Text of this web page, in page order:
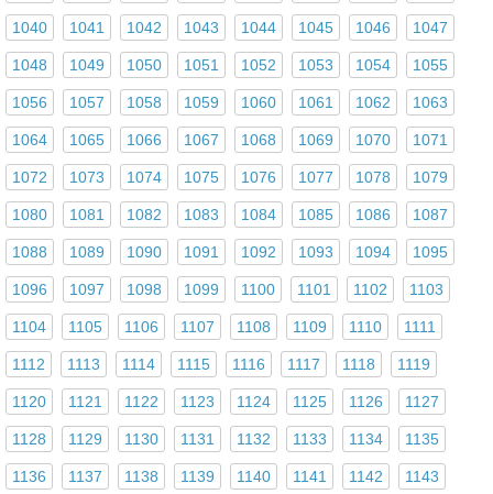
1040 1041 1042 1043 1044 1045 1046 1047
1048 1049 1050 1051 1052 1053 1054 1055
1056 1057 1058 1059 1060 1061 1062 1063
1064 1065 1066 1067 1068 1069 1070 1071
1072 1073 1074 1075 1076 1077 1078 1079
1080 1081 1082 1083 1084 1085 1086 1087
1088 1089 1090 1091 1092 1093 1094 1095
1096 1097 1098 1099 1100 1101 1102 1103
1104 1105 1106 1107 1108 1109 1110 1111
1112 1113 1114 1115 1116 1117 1118 1119
1120 1121 1122 1123 1124 1125 1126 1127
1128 1129 1130 1131 1132 1133 1134 1135
1136 1137 1138 1139 1140 1141 1142 1143